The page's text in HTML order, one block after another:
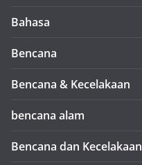
Bahasa
Bencana
Bencana & Kecelakaan
bencana alam
Bencana dan Kecelakaan